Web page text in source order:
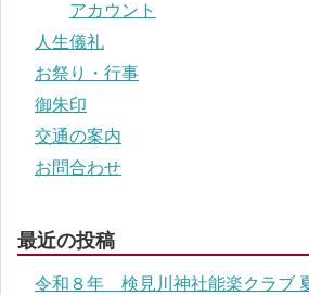
アカウント
人生儀礼
お祭り・行事
御朱印
交通の案内
お問合わせ
最近の投稿
令和８年 検見川神社能楽クラブ